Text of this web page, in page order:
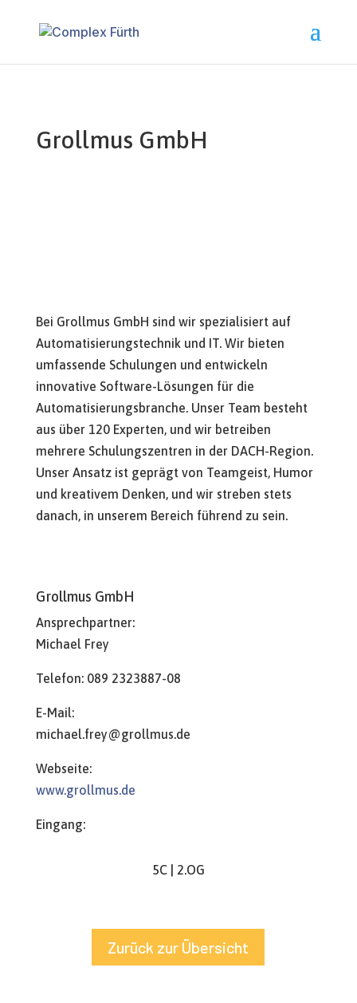
Grollmus GmbH
Bei Grollmus GmbH sind wir spezialisiert auf
Automatisierungstechnik und IT. Wir bieten
umfassende Schulungen und entwickeln
innovative Software-Lösungen für die
Automatisierungsbranche. Unser Team besteht
aus über 120 Experten, und wir betreiben
mehrere Schulungszentren in der DACH-Region.
Unser Ansatz ist geprägt von Teamgeist, Humor
und kreativem Denken, und wir streben stets
danach, in unserem Bereich führend zu sein.
Grollmus GmbH
Ansprechpartner:
Michael Frey
Telefon: 089 2323887-08
E-Mail:
michael.frey@grollmus.de
Webseite:
www.grollmus.de
Eingang:
5C | 2.OG
Zurück zur Übersicht